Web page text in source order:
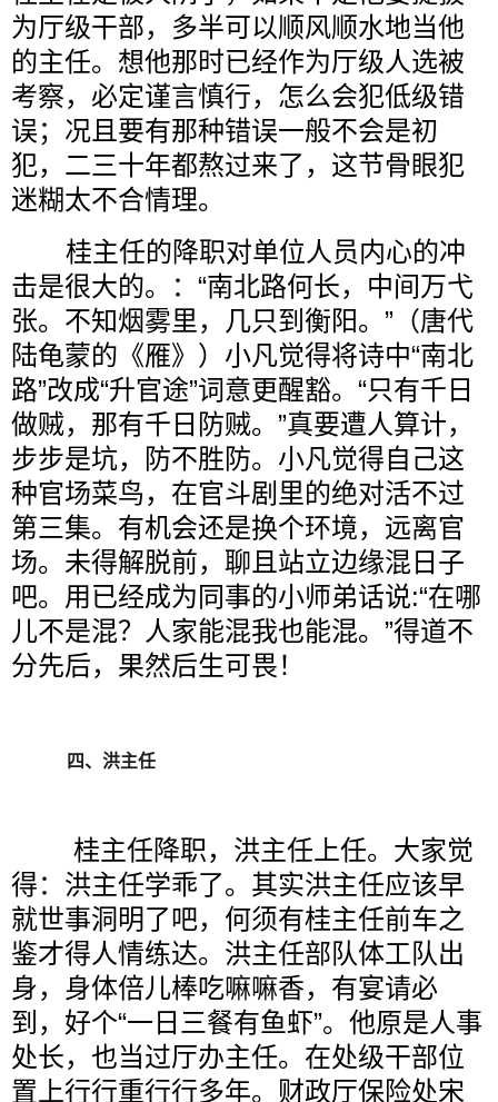
为厅级干部，多半可以顺风顺水地当他
的主任。想他那时已经作为厅级人选被
考察，必定谨言慎行，怎么会犯低级错
误；况且要有那种错误一般不会是初
犯，二三十年都熬过来了，这节骨眼犯
迷糊太不合情理。
桂主任的降职对单位人员内心的冲
击是很大的。：“南北路何长，中间万弋
张。不知烟雾里，几只到衡阳。”（唐代
陆龟蒙的《雁》）小凡觉得将诗中“南北
路”改成“升官途”词意更醒豁。“只有千日
做贼，那有千日防贼。”真要遭人算计，
步步是坑，防不胜防。小凡觉得自己这
种官场菜鸟，在官斗剧里的绝对活不过
第三集。有机会还是换个环境，远离官
场。未得解脱前，聊且站立边缘混日子
吧。用已经成为同事的小师弟话说:“在哪
儿不是混？人家能混我也能混。”得道不
分先后，果然后生可畏！
四、洪主任
桂主任降职，洪主任上任。大家觉
得：洪主任学乖了。其实洪主任应该早
就世事洞明了吧，何须有桂主任前车之
鉴才得人情练达。洪主任部队体工队出
身，身体倍儿棒吃嘛嘛香，有宴请必
到，好个“一日三餐有鱼虾”。他原是人事
处长，也当过厅办主任。在处级干部位
置上行行重行行多年。财政厅保险处宋